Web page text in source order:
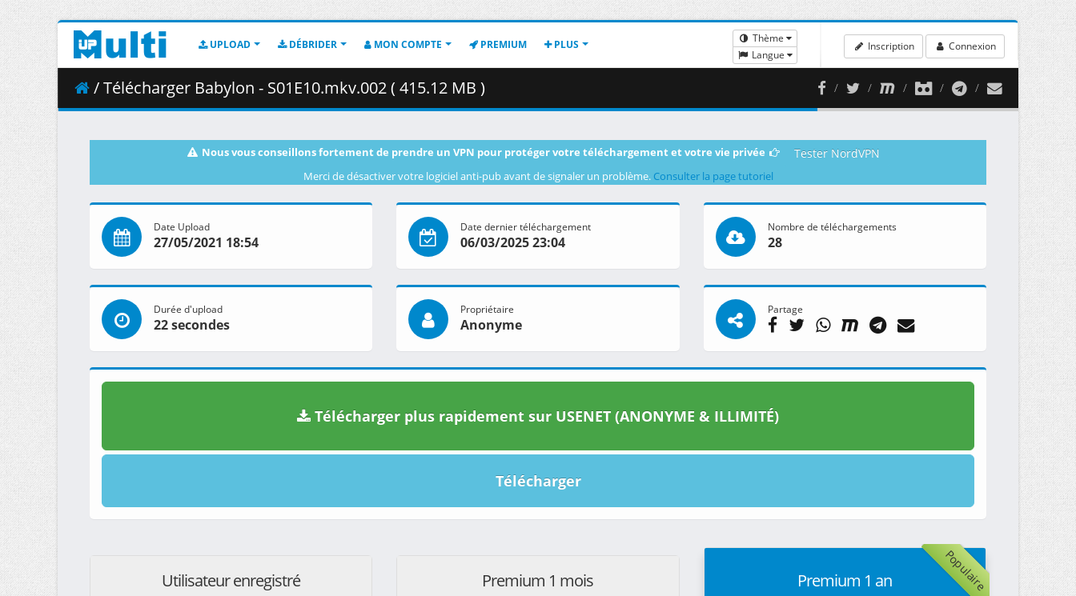
UPLOAD DÉBRIDER MON COMPTE PREMIUM PLUS
Thème
Langue
Inscription Connexion
/ Télécharger Babylon - S01E10.mkv.002 ( 415.12 MB )
Nous vous conseillons fortement de prendre un VPN pour protéger votre téléchargement et votre vie privée Tester NordVPN
Merci de désactiver votre logiciel anti-pub avant de signaler un problème. Consulter la page tutoriel
Date Upload
27/05/2021 18:54
Date dernier téléchargement
06/03/2025 23:04
Nombre de téléchargements
28
Durée d'upload
22 secondes
Propriétaire
Anonyme
Partage
Télécharger plus rapidement sur USENET (ANONYME & ILLIMITÉ)
Télécharger
Utilisateur enregistré Premium 1 mois Populaire
Premium 1 an